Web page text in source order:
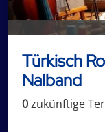
Türkisch
Nalband
0zukünftige